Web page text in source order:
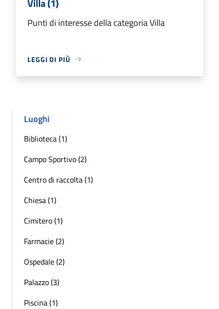
Punti di interesse della categoria Villa
LEGGI DI PIÙ
Luoghi
Biblioteca (1)
Campo Sportivo (2)
Centro di raccolta (1)
Chiesa (1)
Cimitero (1)
Farmacie (2)
Ospedale (2)
Palazzo (3)
Piscina (1)